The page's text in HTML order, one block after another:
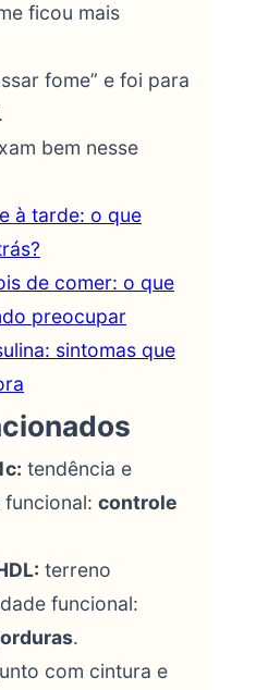
ficou mais
fome” e foi para
bem nesse
à tarde: o que
de comer: o que
preocupar
sintomas que
tendência e
funcional: controle
terreno
funcional:
.
com cintura e